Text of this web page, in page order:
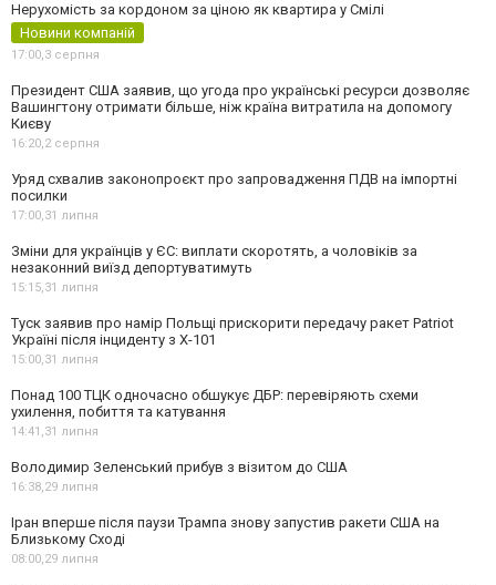
Нерухомість за кордоном за ціною як квартира у Смілі
Новини компаній
17:00,3 серпня
Президент США заявив, що угода про українські ресурси дозволяє
Вашингтону отримати більше, ніж країна витратила на допомогу
Києву
16:20,2 серпня
Уряд схвалив законопроєкт про запровадження ПДВ на імпортні
посилки
17:00,31 липня
Зміни для українців у ЄС: виплати скоротять, а чоловіків за
незаконний виїзд депортуватимуть
15:15,31 липня
Туск заявив про намір Польщі прискорити передачу ракет Patriot
Україні після інциденту з Х-101
15:00,31 липня
Понад 100 ТЦК одночасно обшукує ДБР: перевіряють схеми
ухилення, побиття та катування
14:41,31 липня
Володимир Зеленський прибув з візитом до США
16:38,29 липня
Іран вперше після паузи Трампа знову запустив ракети США на
Близькому Сході
08:00,29 липня